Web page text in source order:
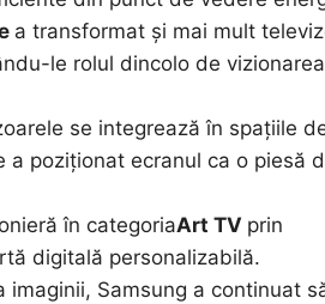
a transformat și mai mult
le rolul dincolo de vizionarea
se integrează în spațiile
poziționat ecranul ca o piesă
în categoriaArt TV prin
digitală personalizabilă.
Samsung a continuat